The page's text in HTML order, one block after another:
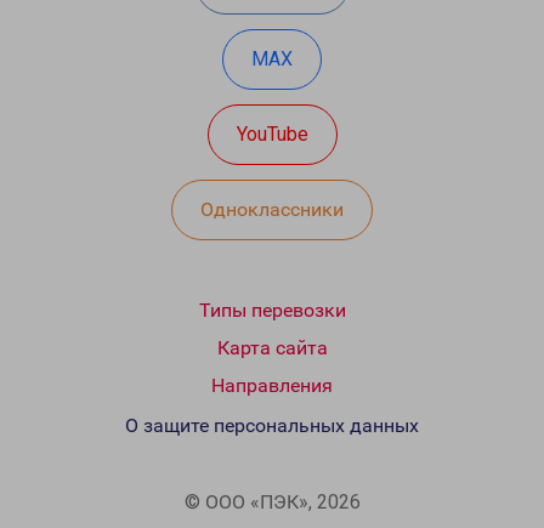
MAX
YouTube
Одноклассники
Типы перевозки
Карта сайта
Направления
© ООО «ПЭК», 2026
О защите персональных данных